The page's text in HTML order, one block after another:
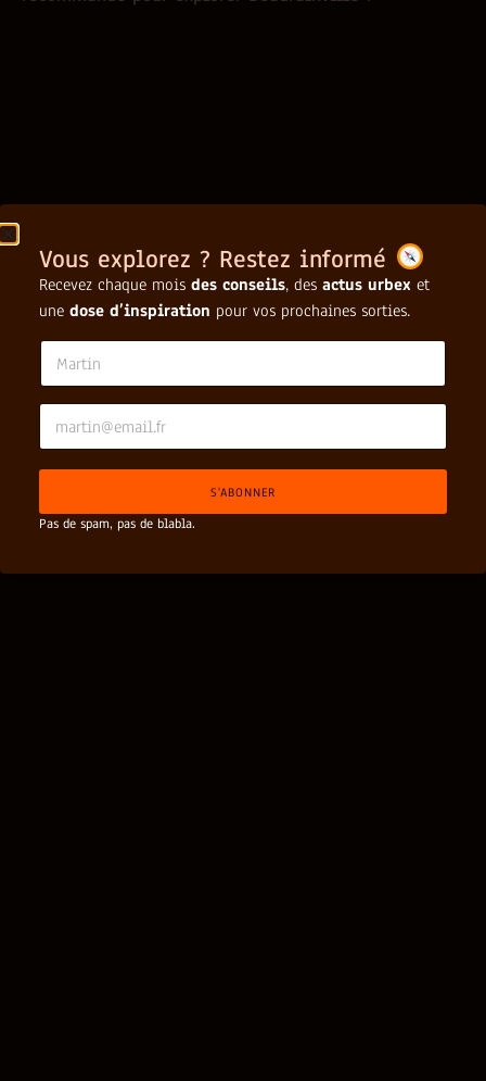
Vous explorez ? Restez informé
Recevez chaque mois des conseils, des actus urbex et
une dose d’inspiration pour vos prochaines sorties.
N
m
e
*E
a
i
*
S'ABONNER
Pas de spam, pas de blabla.